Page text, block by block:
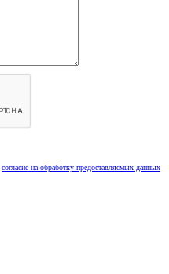
согласие на обработку предоставляемых данных